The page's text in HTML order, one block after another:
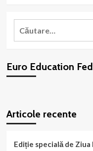
Caută
Euro Education
Articole recente
Ediție specială de